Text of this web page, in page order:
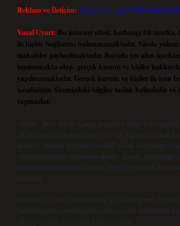
Reklam ve İletişim: Skype:
Yasal Uyarı: Bu internet sitesi, herhangi bir marka,
ile hiçbir bağlantısı bulunmamaktadır. Sitede
makaleler paylaşılmaktadır. Burada yer alan
taşımamakta olup, gerçek kurum ve kişiler
yapılmamaktadır. Gerçek kurum ve kişiler ile isim
tesadüfidir. Sitemizdeki bilgiler taslak halindedir ve
taşımazlar.
Sitemiz, 5651 Sayılı Kanun gereğince Bilgi
(BTK) tarafından onaylanmış bir Yer Sağlayıcı olarak
nedenle, sitedeki içerikleri proaktif olarak denetleme veya
yükümlülüğümüz bulunmamaktadır. Ancak, üyelerimiz
sorumluluğunu taşımakta olup, siteye üye olarak bu
sayılırlar.
Hukuka ve yasal düzenlemelere aykırı olduğunu
backlinkpanelicomtr@gmail.com
adresine bildirmeniz
süre içerisinde sitemizden kaldırılacaktır.